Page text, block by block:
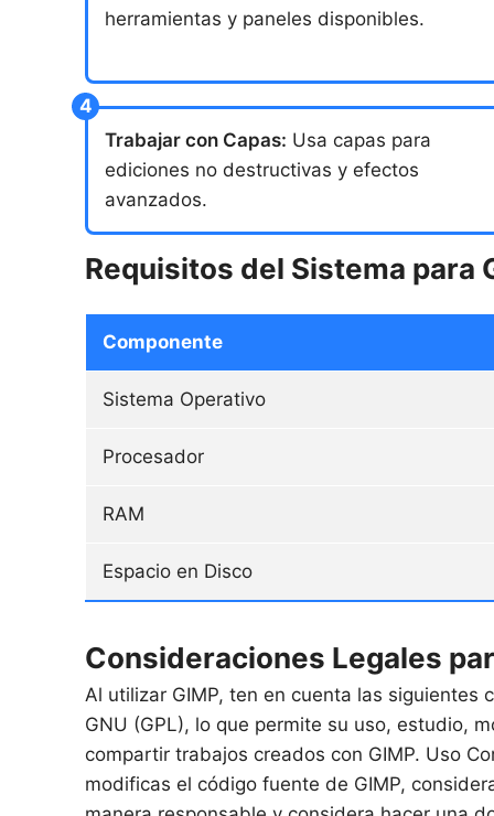
herramientas y paneles disponibles.
Trabajar con Capas: Usa capas para
ediciones no destructivas y efectos
avanzados.
Requisitos del Sistema para
Componente
Sistema Operativo
Procesador
RAM
Espacio en Disco
Consideraciones Legales
Al utilizar GIMP, ten en cuenta las
GNU (GPL), lo que permite su uso, estudio,
compartir trabajos creados con GIMP. Uso
modificas el código fuente de GIMP,